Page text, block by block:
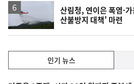
산림청, 연이은 폭염·
산불방지 대책' 마련
기,
인기 뉴스